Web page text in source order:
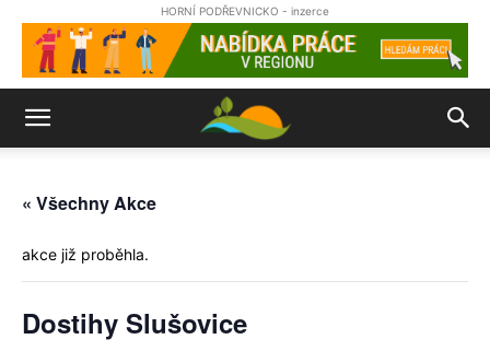
HORNÍ PODŘEVNICKO - inzerce
« Všechny Akce
akce již proběhla.
Dostihy Slušovice